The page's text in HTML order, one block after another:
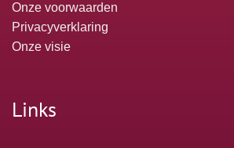
Onze voorwaarden
Privacyverklaring
Onze visie
Links